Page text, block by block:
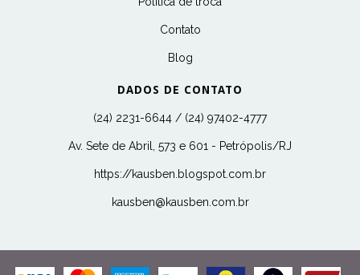
Contato
Blog
DADOS DE CONTATO
(24) 2231-6644 / (24) 97402-4777
Av. Sete de Abril, 573 e 601 - Petrópolis/RJ
https://kausben.blogspot.com.br
kausben@kausben.com.br